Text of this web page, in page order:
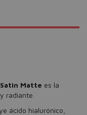
Matte es la
radiante.
ácido hialurónico,